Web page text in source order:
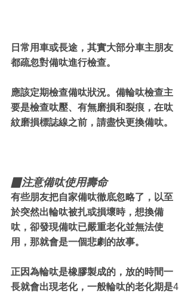
日常用車或長途，其實大部分車主朋友
都疏忽對備呔進行檢查。
應該定期檢查備呔狀況。備輪呔檢查主
要是檢查呔壓、有無磨損和裂痕，在呔
紋磨損標誌線之前，請盡快更換備呔。
▉注意備呔使用壽命
有些朋友把自家備呔徹底忽略了，以至
於突然出輪呔被扎或損壞時，想換備
呔，卻發現備呔已嚴重老化並無法使
用，那就會是一個悲劇的故事。
正因為輪呔是橡膠製成的，放的時間一
長就會出現老化，一般輪呔的老化期是4